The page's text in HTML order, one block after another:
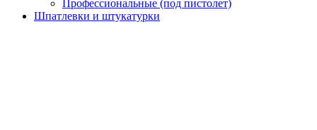
Профессиональные (под пистолет)
Шпатлевки и штукатурки